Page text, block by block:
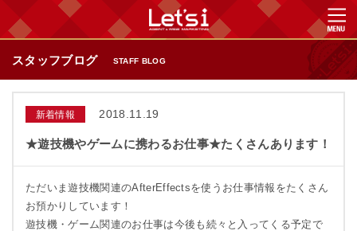
スタッフブログ STAFF BLOG
新着情報 2018.11.19
★遊技機やゲームに携わるお仕事★たくさんあります！
ただいま遊技機関連のAfterEffectsを使うお仕事情報をたくさん
お預かりしています！
遊技機・ゲーム関連のお仕事は今後も続々と入ってくる予定で